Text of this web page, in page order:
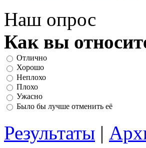
Наш опрос
Как вы
Отлично
Хорошо
Неплохо
Плохо
Ужасно
Было бы лучше отменить её
Результаты |